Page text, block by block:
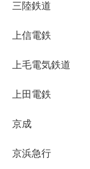
三陸鉄道
上信電鉄
上毛電気鉄道
上田電鉄
京成
京浜急行